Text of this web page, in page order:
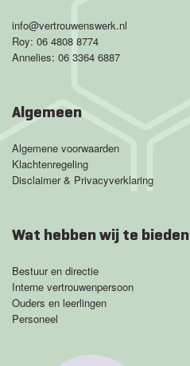
info@vertrouwenswerk.nl
Roy:06 4808 8774
Annelies:06 3364 6887
Algemeen
Algemene voorwaarden
Klachtenregeling
Disclaimer & Privacyverklaring
Wat hebben wij te bieden
Bestuur en directie
Interne vertrouwenpersoon
Ouders en leerlingen
Personeel